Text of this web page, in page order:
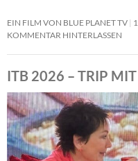
EIN FILM VON BLUE PLANET TV
KOMMENTAR HINTERLASSEN
ITB 2026 – TRIP